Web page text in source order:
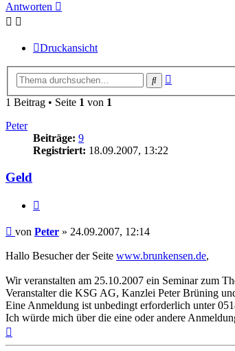
Antworten
Druckansicht
Suche
1 Beitrag • Seite 1 von 1
Peter
Beiträge: 9
Registriert: 18.09.2007, 13:22
Geld
Beitrag
von Peter » 24.09.2007, 12:14
Hallo Besucher der Seite www.brunkensen.de,
Wir veranstalten am 25.10.2007 ein Seminar zum
Veranstalter die KSG AG, Kanzlei Peter Brüning
Eine Anmeldung ist unbedingt erforderlich unter
Ich würde mich über die eine oder andere